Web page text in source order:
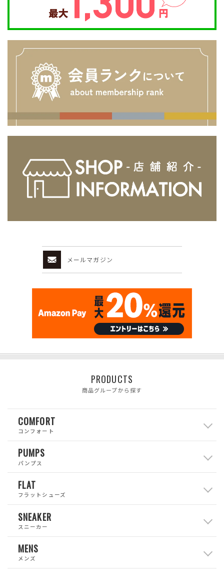
メールマガジン
PRODUCTS
商品グループから探す
COMFORT
コンフォート
PUMPS
パンプス
FLAT
フラットシューズ
SNEAKER
スニーカー
MENS
メンズ